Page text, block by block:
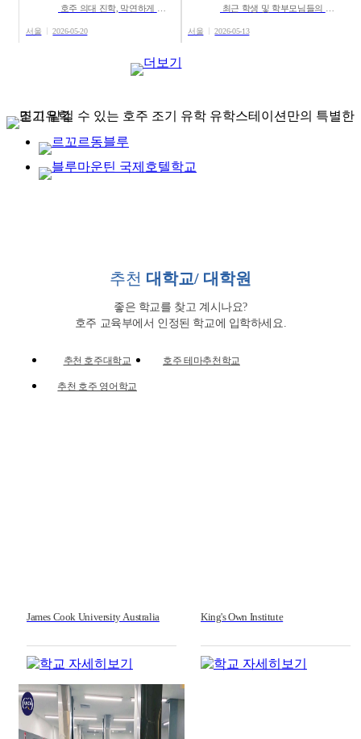
서울 2026-05-20 서울 2026-05-13
추천 대학교/ 대학원
좋은 학교를 찾고 계시나요?
호주 교육부에서 인정된 학교에 입학하세요.
추천 호주대학교 호주 테마추천학교
추천 호주 영어학교
James Cook University Australia King's Own Institute